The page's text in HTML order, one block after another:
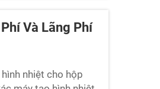
Và Lãng Phí
nhiệt cho hộp